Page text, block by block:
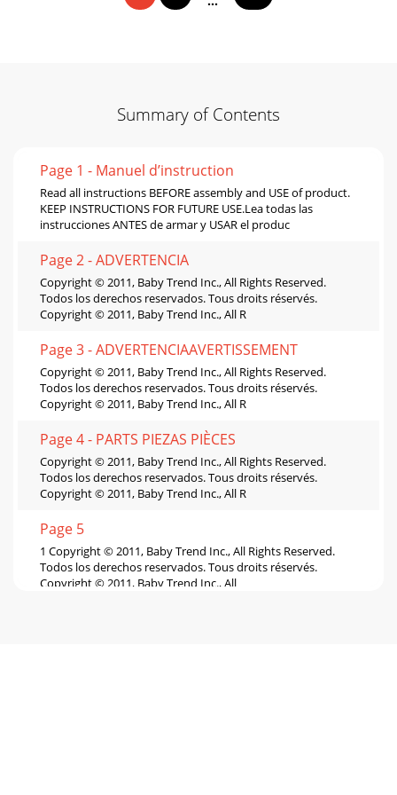
Summary of Contents
Page 1 - Manuel d’instruction
Read all instructions BEFORE assembly and USE of product.
KEEP INSTRUCTIONS FOR FUTURE USE.Lea todas las
instrucciones ANTES de armar y USAR el produc
Page 2 - ADVERTENCIA
Copyright © 2011, Baby Trend Inc., All Rights Reserved.
Todos los derechos reservados. Tous droits réservés.
Copyright © 2011, Baby Trend Inc., All R
Page 3 - ADVERTENCIAAVERTISSEMENT
Copyright © 2011, Baby Trend Inc., All Rights Reserved.
Todos los derechos reservados. Tous droits réservés.
Copyright © 2011, Baby Trend Inc., All R
Page 4 - PARTS PIEZAS PIÈCES
Copyright © 2011, Baby Trend Inc., All Rights Reserved.
Todos los derechos reservados. Tous droits réservés.
Copyright © 2011, Baby Trend Inc., All R
Page 5
1 Copyright © 2011, Baby Trend Inc., All Rights Reserved.
Todos los derechos reservados. Tous droits réservés.
Copyright © 2011, Baby Trend Inc., All